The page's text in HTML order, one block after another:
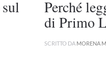
Perché
di Primo
SCRITTO DA MORENA